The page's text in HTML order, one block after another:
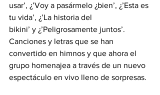
usar’, ¿’Voy a pasármelo ¿bien’, ¿’Esta es
tu vida’, ¿’La historia del
bikini’ y ¿’Peligrosamente juntos’.
Canciones y letras que se han
convertido en himnos y que ahora el
grupo homenajea a través de un nuevo
espectáculo en vivo lleno de sorpresas.